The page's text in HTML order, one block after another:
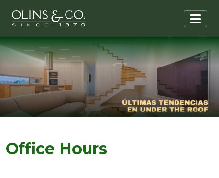
Office Hours